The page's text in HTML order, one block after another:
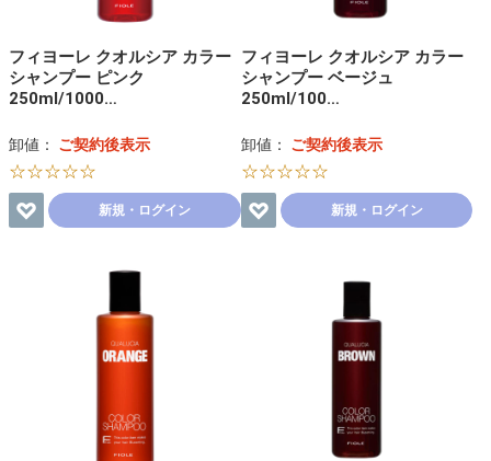
フィヨーレ クオルシア カラー
シャンプー ピンク
250ml/1000…
卸値： ご契約後表示
☆☆☆☆☆
新規・ログイン
フィヨーレ クオルシア カラー
シャンプー ベージュ
250ml/100…
卸値： ご契約後表示
☆☆☆☆☆
新規・ログイン